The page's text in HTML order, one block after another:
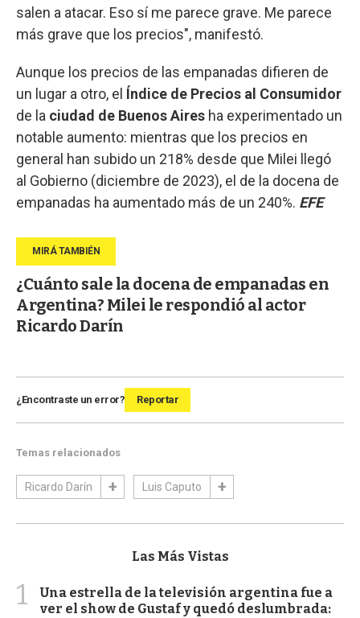
salen a atacar. Eso sí me parece grave. Me parece
más grave que los precios", manifestó.
Aunque los precios de las empanadas difieren de
un lugar a otro, el Índice de Precios al Consumidor
de la ciudad de Buenos Aires ha experimentado un
notable aumento: mientras que los precios en
general han subido un 218% desde que Milei llegó
al Gobierno (diciembre de 2023), el de la docena de
empanadas ha aumentado más de un 240%. EFE
¿Cuánto sale la docena de empanadas en
Argentina? Milei le respondió al actor
Ricardo Darín
¿Encontraste un error? Reportar
Temas relacionados
Ricardo Darín Luis Caputo
Las Más Vistas
1
Una estrella de la televisión argentina fue a
ver el show de Gustaf y quedó deslumbrada: